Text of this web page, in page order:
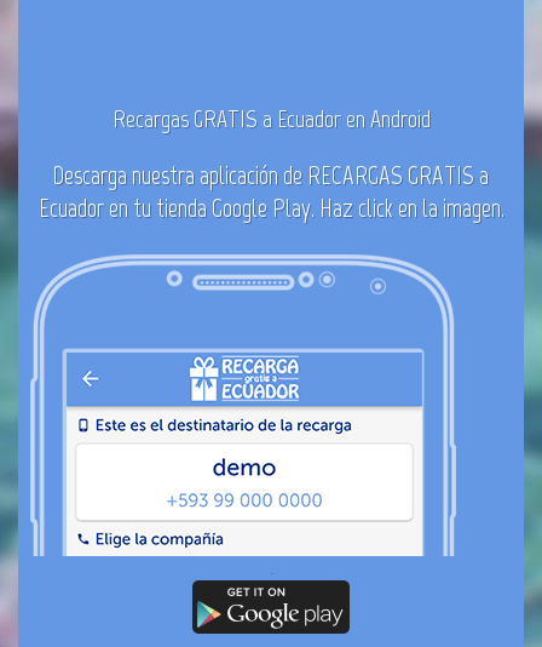
Recargas GRATIS a Ecuador en Android
Descarga nuestra aplicación de RECARGAS GRATIS a
Ecuador en tu tienda Google Play. Haz click en la imagen.
.